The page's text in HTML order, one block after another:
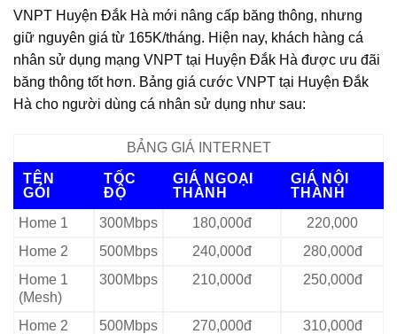
VNPT Huyện Đắk Hà mới nâng cấp băng thông, nhưng
giữ nguyên giá từ 165K/tháng. Hiện nay, khách hàng cá
nhân sử dụng mạng VNPT tại Huyện Đắk Hà được ưu đãi
băng thông tốt hơn. Bảng giá cước VNPT tại Huyện Đắk
Hà cho người dùng cá nhân sử dụng như sau:
BẢNG GIÁ INTERNET
TÊN
GÓI
TỐC
ĐỘ
GIÁ NGOẠI
THÀNH
GIÁ NỘI
THÀNH
Home 1
300Mbps 180,000đ
220,000
Home 2
500Mbps 240,000đ
280,000đ
Home 1
(Mesh)
300Mbps 210,000đ 250,000đ
Home 2
500Mbps 270,000đ 310,000đ